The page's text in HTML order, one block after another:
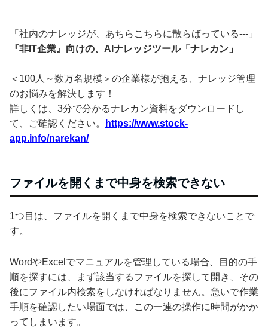
「社内のナレッジが、あちらこちらに散らばっている---」
『非IT企業』向けの、AIナレッジツール「ナレカン」
＜100人～数万名規模＞の企業様が抱える、ナレッジ管理
のお悩みを解決します！
詳しくは、3分で分かるナレカン資料をダウンロードし
て、ご確認ください。
https://www.stock-
app.info/narekan/
ファイルを開くまで中身を検索できない
1つ目は、ファイルを開くまで中身を検索できないことで
す。
WordやExcelでマニュアルを管理している場合、目的の手
順を探すには、まず該当するファイルを探して開き、その
後にファイル内検索をしなければなりません。急いで作業
手順を確認したい場面では、この一連の操作に時間がかか
ってしまいます。